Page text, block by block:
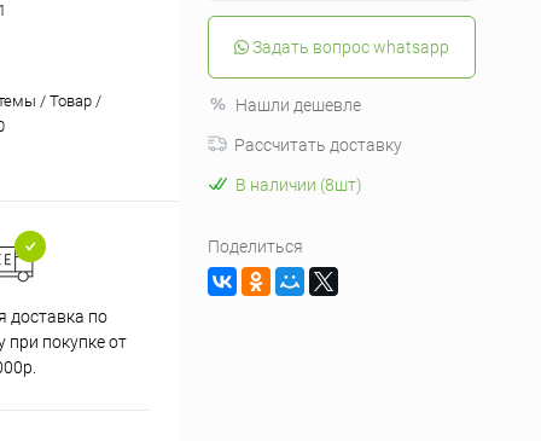
/ Товар /
доставка по
при покупке от
Задать вопрос whatsapp
Нашли дешевле
Рассчитать доставку
В наличии (8шт)
Поделиться